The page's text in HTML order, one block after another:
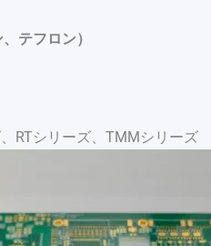
テフロン）
RTシリーズ、TMMシリーズ